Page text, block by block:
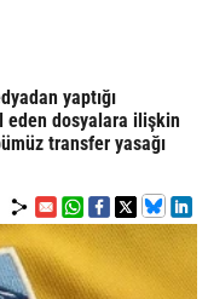
yaptığı
eden dosyalara ilişkin
transfer yasağı